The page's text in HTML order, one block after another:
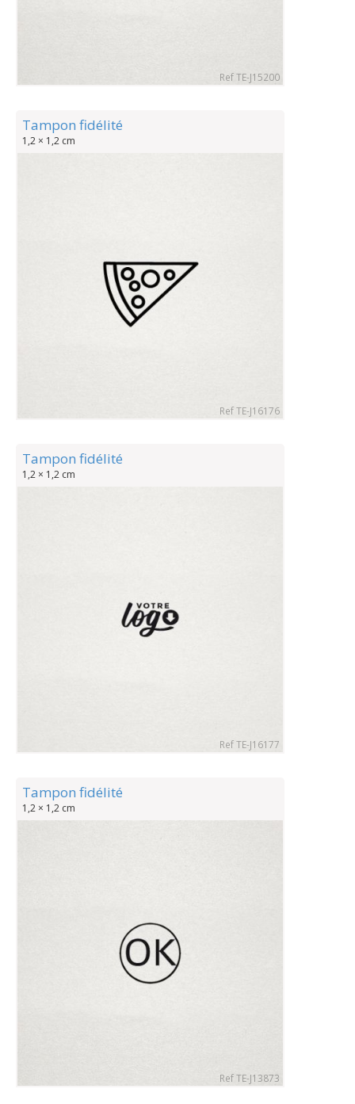
Ref TE-J15200
Tampon fidélité
1,2 × 1,2 cm
Ref TE-J16176
Tampon fidélité
1,2 × 1,2 cm
Ref TE-J16177
Tampon fidélité
1,2 × 1,2 cm
Ref TE-J13873